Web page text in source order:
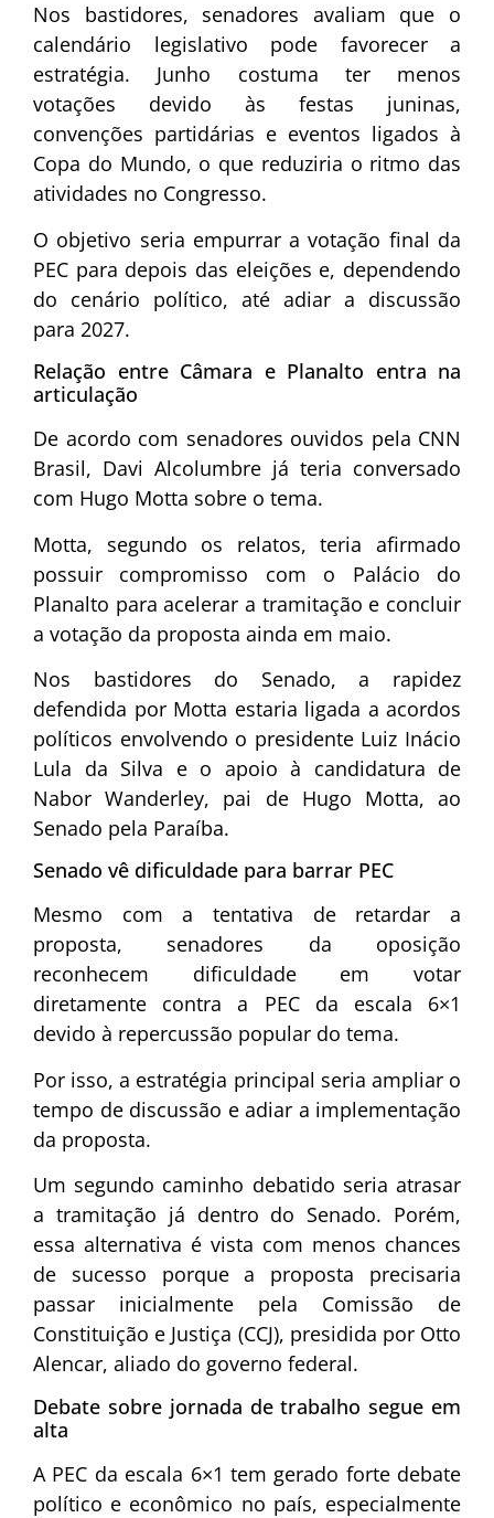
Nos bastidores, senadores avaliam que o
calendário legislativo pode favorecer a
estratégia. Junho costuma ter menos
votações devido às festas juninas,
convenções partidárias e eventos ligados à
Copa do Mundo, o que reduziria o ritmo das
atividades no Congresso.
O objetivo seria empurrar a votação final da
PEC para depois das eleições e, dependendo
do cenário político, até adiar a discussão
para 2027.
Relação entre Câmara e Planalto entra na
articulação
De acordo com senadores ouvidos pela CNN
Brasil, Davi Alcolumbre já teria conversado
com Hugo Motta sobre o tema.
Motta, segundo os relatos, teria afirmado
possuir compromisso com o Palácio do
Planalto para acelerar a tramitação e concluir
a votação da proposta ainda em maio.
Nos bastidores do Senado, a rapidez
defendida por Motta estaria ligada a acordos
políticos envolvendo o presidente Luiz Inácio
Lula da Silva e o apoio à candidatura de
Nabor Wanderley, pai de Hugo Motta, ao
Senado pela Paraíba.
Senado vê dificuldade para barrar PEC
Mesmo com a tentativa de retardar a
proposta, senadores da oposição
reconhecem dificuldade em votar
diretamente contra a PEC da escala 6×1
devido à repercussão popular do tema.
Por isso, a estratégia principal seria ampliar o
tempo de discussão e adiar a implementação
da proposta.
Um segundo caminho debatido seria atrasar
a tramitação já dentro do Senado. Porém,
essa alternativa é vista com menos chances
de sucesso porque a proposta precisaria
passar inicialmente pela Comissão de
Constituição e Justiça (CCJ), presidida por Otto
Alencar, aliado do governo federal.
Debate sobre jornada de trabalho segue em
alta
A PEC da escala 6×1 tem gerado forte debate
político e econômico no país, especialmente